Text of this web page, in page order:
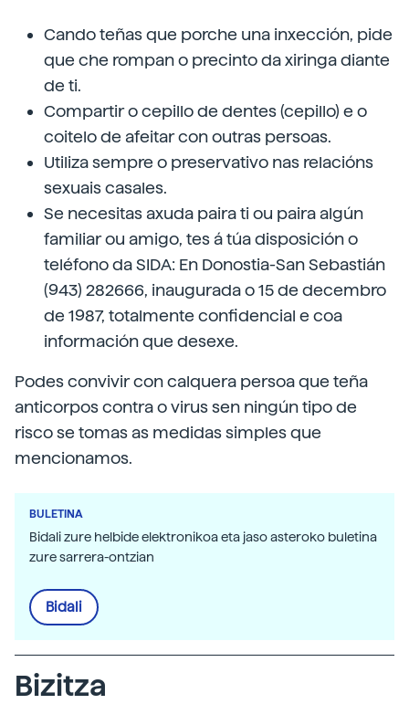
Cando teñas que porche una inxección, pide
que che rompan o precinto da xiringa diante
de ti.
Compartir o cepillo de dentes (cepillo) e o
coitelo de afeitar con outras persoas.
Utiliza sempre o preservativo nas relacións
sexuais casales.
Se necesitas axuda paira ti ou paira algún
familiar ou amigo, tes á túa disposición o
teléfono da SIDA: En Donostia-San Sebastián
(943) 282666, inaugurada o 15 de decembro
de 1987, totalmente confidencial e coa
información que desexe.
Podes convivir con calquera persoa que teña
anticorpos contra o virus sen ningún tipo de
risco se tomas as medidas simples que
mencionamos.
BULETINA
Bidali zure helbide elektronikoa eta jaso asteroko buletina
zure sarrera-ontzian
Bidali
Bizitza